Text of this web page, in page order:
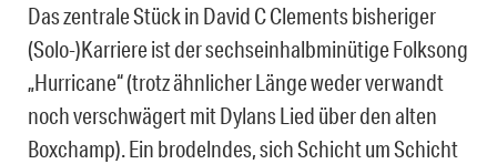
Das zentrale Stück in David C Clements bisheriger
(Solo-)Karriere ist der sechseinhalbminütige Folksong
„Hurricane“ (trotz ähnlicher Länge weder verwandt
noch verschwägert mit Dylans Lied über den alten
Boxchamp). Ein brodelndes, sich Schicht um Schicht